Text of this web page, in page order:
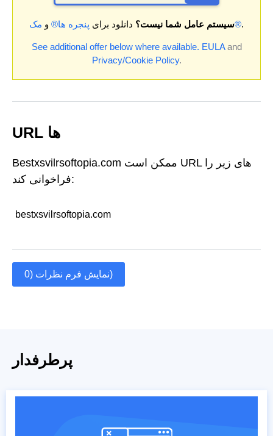
سیستم عامل شما نیست؟ دانلود برای پنجره ها® و مک®.
See additional offer below where available. EULAand
Privacy/Cookie Policy.
URL ها
Bestxsvilrsoftopia.com ممکن است URL های زیر را
فراخوانی کند:
bestxsvilrsoftopia.com
نمایش فرم نظرات (0)
پرطرفدار